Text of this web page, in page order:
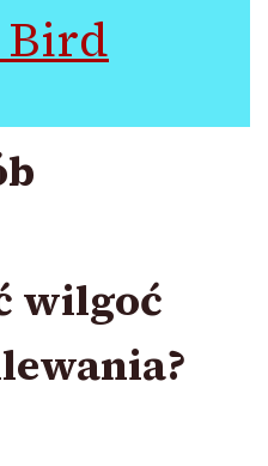
Bird
wilgoć